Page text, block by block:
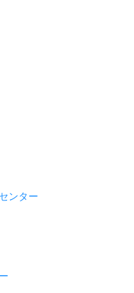
ンター